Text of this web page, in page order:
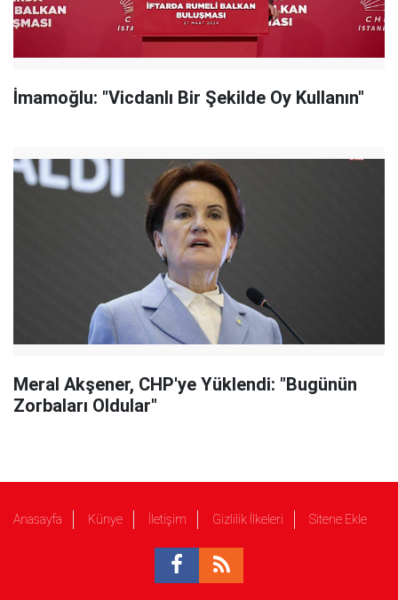
İmamoğlu: "Vicdanlı Bir Şekilde Oy Kullanın"
Meral Akşener, CHP'ye Yüklendi: "Bugünün
Zorbaları Oldular"
Anasayfa Künye İletişim Gizlilik İlkeleri Sitene Ekle